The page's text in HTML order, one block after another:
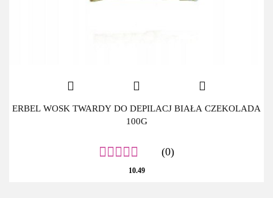
ERBEL WOSK TWARDY DO DEPILACJ BIAŁA CZEKOLADA
100G
(0)
10.49